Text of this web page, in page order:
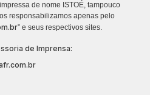
de nome ISTOÉ, tampouco
responsabilizamos apenas pelo
” e seus respectivos sites.
de Imprensa: